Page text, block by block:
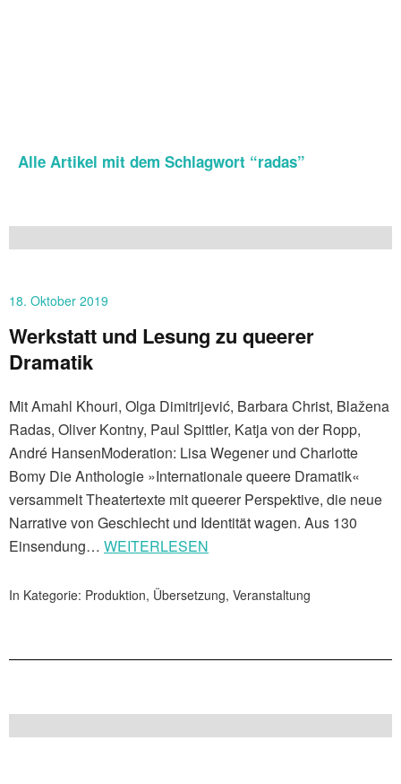
Alle Artikel mit dem Schlagwort “radas”
18. Oktober 2019
Werkstatt und Lesung zu queerer
Dramatik
Mit Amahl Khouri, Olga Dimitrijević, Barbara Christ, Blažena
Radas, Oliver Kontny, Paul Spittler, Katja von der Ropp,
André HansenModeration: Lisa Wegener und Charlotte
Bomy Die Anthologie »Internationale queere Dramatik«
versammelt Theatertexte mit queerer Perspektive, die neue
Narrative von Geschlecht und Identität wagen. Aus 130
Einsendung… WEITERLESEN
In Kategorie: Produktion, Übersetzung, Veranstaltung